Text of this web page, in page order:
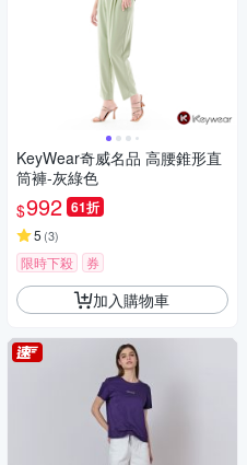
KeyWear奇威名品 高腰錐形直
筒褲-灰綠色
$992 61折
5 (3)
限時下殺 券
加入購物車